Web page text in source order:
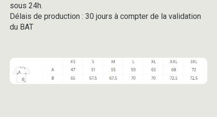
sous 24h.
Délais de production : 30 jours à compter de la validation
du BAT